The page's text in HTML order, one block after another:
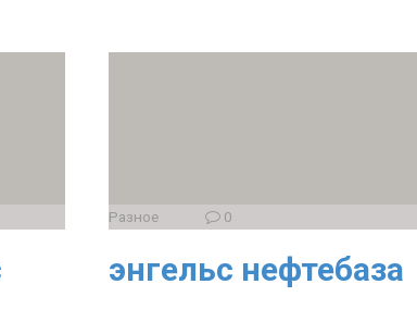
Разное 0
энгельс нефтебаза